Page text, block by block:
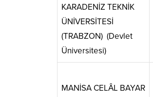
KARADENİZ TEKNİK
ÜNİVERSİTESİ
(TRABZON) (Devlet
Üniversitesi)
MANİSA CELÂL BAYAR